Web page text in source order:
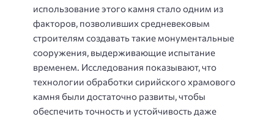
использование этого камня стало одним из
факторов, позволивших средневековым
строителям создавать такие монументальные
сооружения, выдерживающие испытание
временем. Исследования показывают, что
технологии обработки сирийского храмового
камня были достаточно развиты, чтобы
обеспечить точность и устойчивость даже